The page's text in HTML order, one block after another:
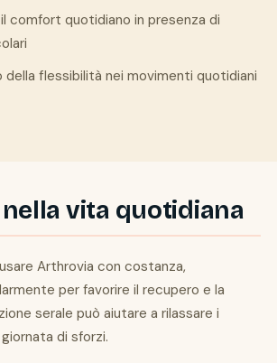
comfort quotidiano in presenza di
della flessibilità nei movimenti quotidiani
vita quotidiana
Arthrovia con costanza,
per favorire il recupero e la
serale può aiutare a rilassare i
di sforzi.